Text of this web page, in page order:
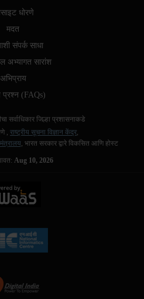
धोरणे
मदत
संपर्क साधा
अभ्यागत सारांश
अभिप्राय
प्रश्न (FAQs)
सर्वाधिकार जिल्हा प्रशासनाकडे
, राष्ट्रीय सूचना विज्ञान केंद्र
, भारत सरकार द्वारे विकसित आणि होस्ट
Aug 10, 2026